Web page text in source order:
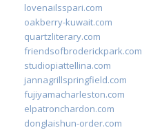
lovenailsspari.com
oakberry-kuwait.com
quartzliterary.com
friendsofbroderickpark.com
studiopiattellina.com
jannagrillspringfield.com
fujiyamacharleston.com
elpatronchardon.com
donglaishun-order.com